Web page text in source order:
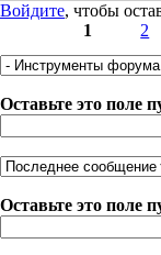
Войдите, чтобы
Страницы
1 2
Оставьте это поле
Сортировка по
Оставьте это поле